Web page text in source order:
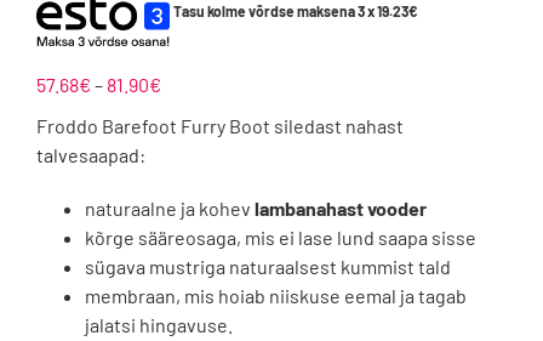
Tasu kolme võrdse maksena 3 x19.23€
57.68€ – 81.90€
Froddo Barefoot Furry Boot siledast nahast
talvesaapad:
naturaalne ja kohev lambanahastvooder
kõrge sääreosaga, mis ei lase lund saapa sisse
sügava mustriga naturaalsest kummist tald
membraan, mis hoiab niiskuse eemal ja tagab
jalatsi hingavuse.